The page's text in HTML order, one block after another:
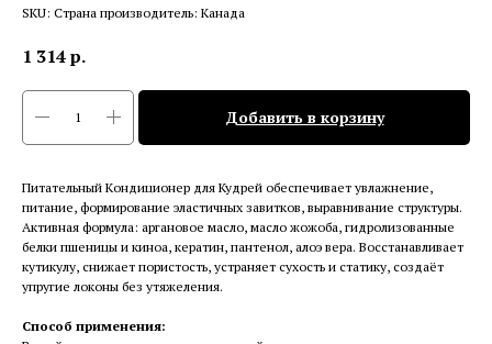
SKU: Страна производитель: Канада
1 314р.
Добавить в корзину
Питательный Кондиционер для Кудрей обеспечивает увлажнение,
питание, формирование эластичных завитков, выравнивание структуры.
Активная формула: аргановое масло, масло жожоба, гидролизованные
белки пшеницы и киноа, кератин, пантенол, алоэ вера. Восстанавливает
кутикулу, снижает пористость, устраняет сухость и статику, создаёт
упругие локоны без утяжеления.
Способ применения: